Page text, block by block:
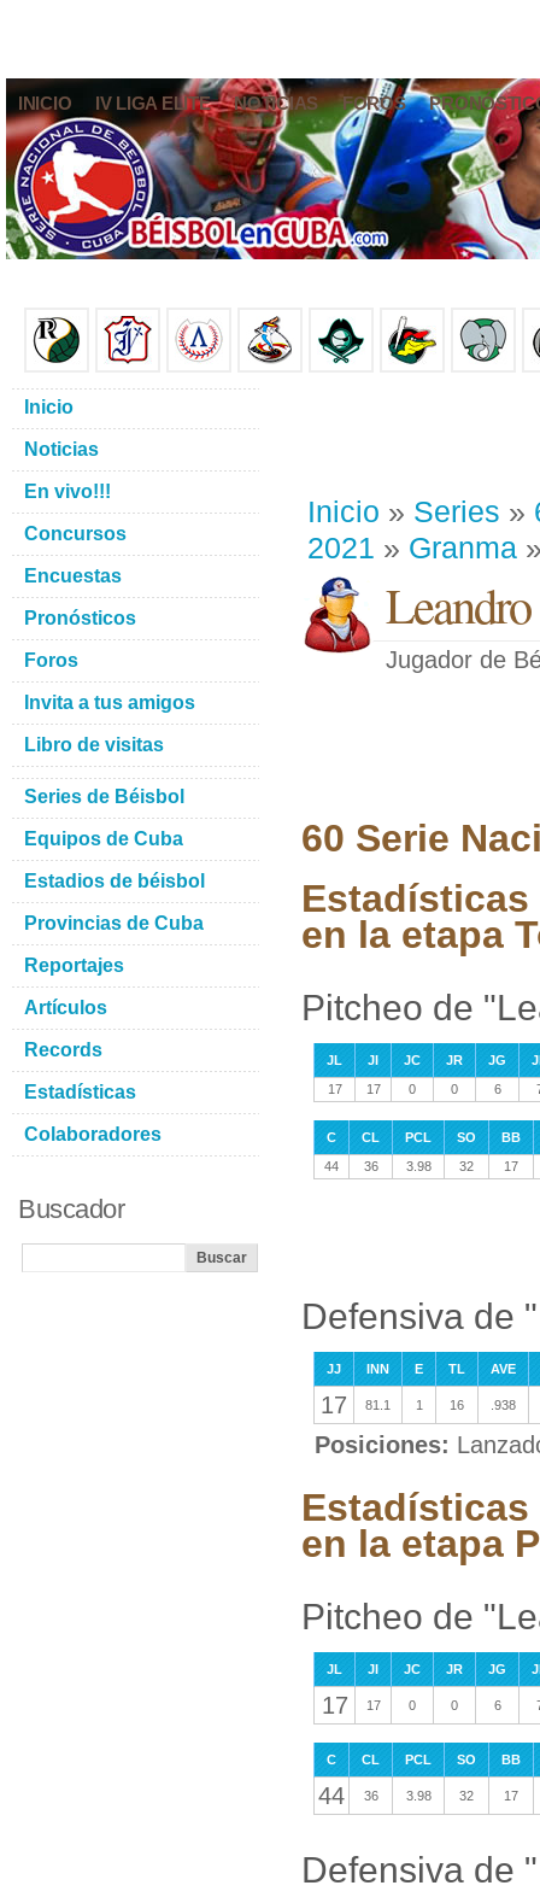
INICIO IV LIGA ELITE NOTICIAS FOROS
Inicio » Series »
2021 » Granma
Jugador de
60 Serie
en la etapa
Pitcheo de
JL JI JC JR JG
17
17 0 0 6
C CL PCL SO
BB
44
36 3.98 32 17
Defensiva de
JJ INN E TL AVE
17 81.1 1 16 .938
Posiciones:
en la etapa
Pitcheo de
JL JI JC JR JG
17 17 0 0 6
C CL PCL SO BB
44 36 3.98 32 17
Defensiva de
Inicio
Noticias
En vivo!!!
Concursos
Encuestas
Pronósticos
Foros
Invita a tus amigos
Libro de visitas
Series de Béisbol
Equipos de Cuba
Estadios de béisbol
Provincias de Cuba
Reportajes
Artículos
Records
Estadísticas
Colaboradores
Buscador